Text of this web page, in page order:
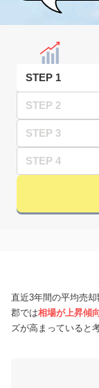
STEP 1
STEP 2
STEP 3
STEP 4
直近3年間の平均売
郡では相場が上昇傾
ズが高まっていると